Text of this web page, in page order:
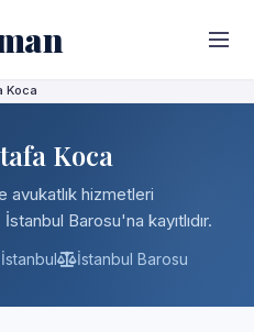
Koca
Koca
avukatlık hizmetleri
Barosu'na kayıtlıdır.
İstanbul Barosu